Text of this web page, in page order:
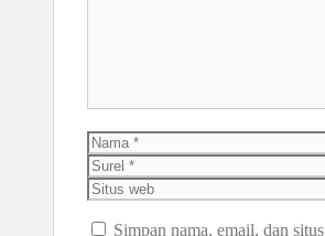
Nama
Surel
Situs
web
Simpan nama, email, dan situs